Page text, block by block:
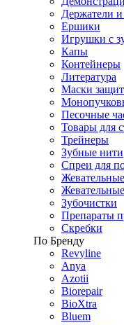
Держатели и
Ершики
Игрушки с
Капы
Контейнеры
Литература
Маски
Песочные
Товары для
Трейнеры
Зубные нити
Спреи для
Зубочистки
Препараты
Скребки
По Бренду
Revyline
Anya
Azotii
Biorepair
BioXtra
Bluem